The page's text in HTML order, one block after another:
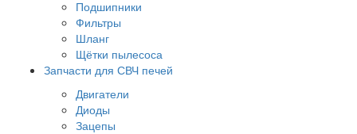
Подшипники
Фильтры
Шланг
Щётки пылесоса
Запчасти для СВЧ печей
Двигатели
Диоды
Зацепы